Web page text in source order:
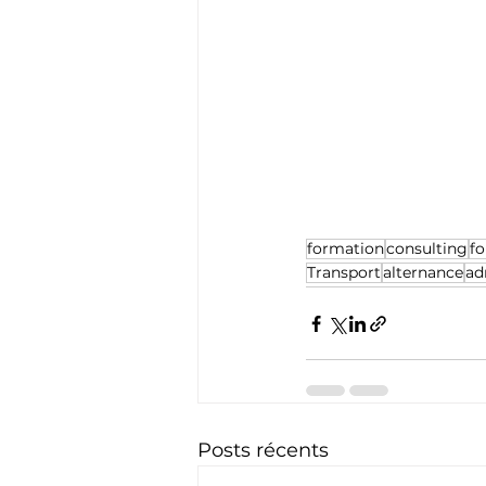
formationconsulting
Transportalternance
Posts récents